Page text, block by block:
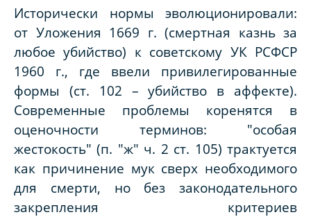
Исторически нормы эволюционировали:
от Уложения 1669 г. (смертная казнь за
любое убийство) к советскому УК РСФСР
1960 г., где ввели привилегированные
формы (ст. 102 – убийство в аффекте).
Современные проблемы коренятся в
оценочности терминов: "особая
жестокость" (п. "ж" ч. 2 ст. 105) трактуется
как причинение мук сверх необходимого
для смерти, но без законодательного
закрепления критериев